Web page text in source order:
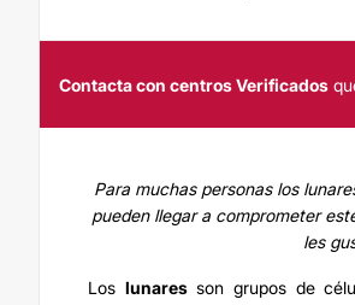
Contacta con centros Verificados
Para muchas personas los
pueden llegar a comprometer
les
Los lunares son grupos de